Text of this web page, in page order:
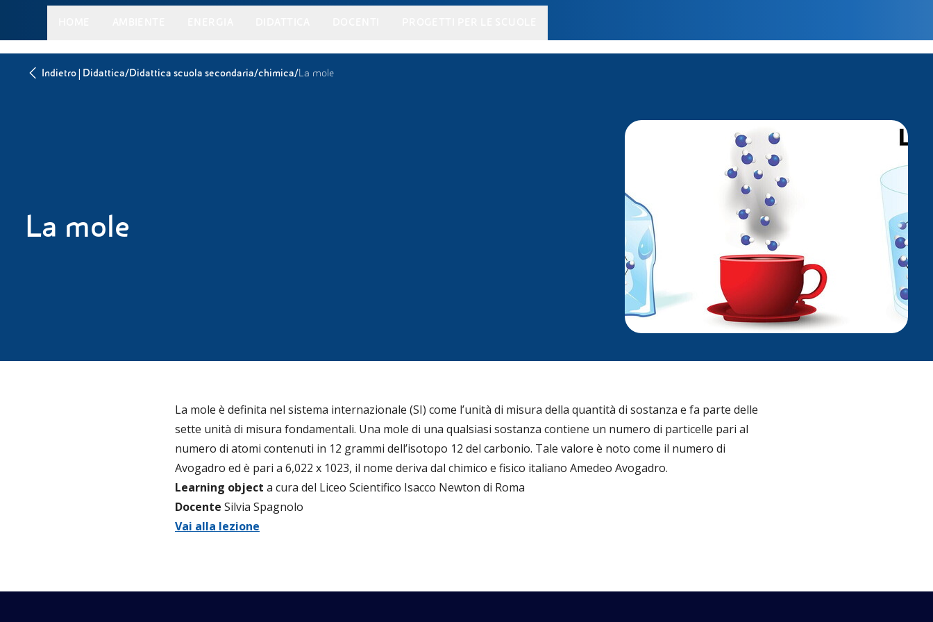
Indietro| Didattica/Didattica scuola secondaria/chimica/La mole
La mole
La mole è definita nel sistema internazionale (SI) come l’unità di misura della quantità di sostanza e fa parte delle
sette unità di misura fondamentali. Una mole di una qualsiasi sostanza contiene un numero di particelle pari al
numero di atomi contenuti in 12 grammi dell’isotopo 12 del carbonio. Tale valore è noto come il numero di
Avogadro ed è pari a 6,022 x 1023, il nome deriva dal chimico e fisico italiano Amedeo Avogadro.
Learning object a cura del Liceo Scientifico Isacco Newton di Roma
Docente Silvia Spagnolo
Vai alla lezione